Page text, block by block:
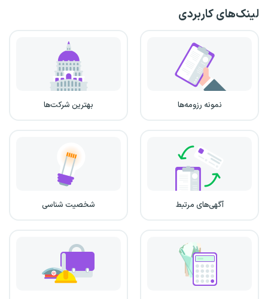
لینک‌های کاربردی
نمونه رزومه‌ها بهترین شرکت‌ها
آگهی‌های مرتبط شخصیت شناسی